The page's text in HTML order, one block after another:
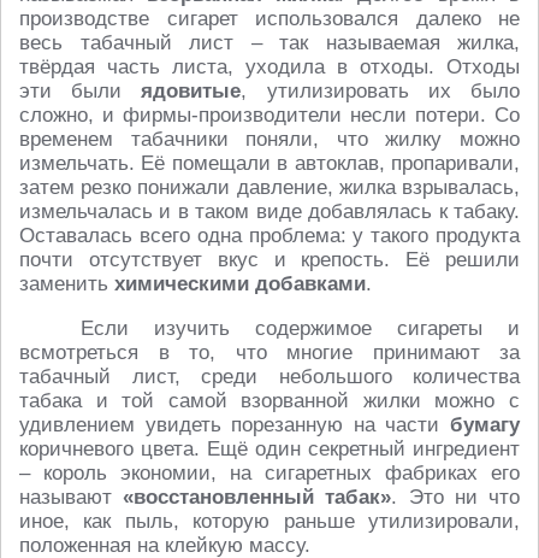
производстве сигарет использовался далеко не
весь табачный лист – так называемая жилка,
твёрдая часть листа, уходила в отходы. Отходы
эти былиядовитые, утилизировать их было
сложно, и фирмы-производители несли потери. Со
временем табачники поняли, что жилку можно
измельчать. Её помещали в автоклав, пропаривали,
затем резко понижали давление, жилка взрывалась,
измельчалась и в таком виде добавлялась к табаку.
Оставалась всего одна проблема: у такого продукта
почти отсутствует вкус и крепость. Её решили
заменить химическими добавками.
Если изучить содержимое сигареты и
всмотреться в то, что многие принимают за
табачный лист, среди небольшого количества
табака и той самой взорванной жилки можно с
удивлением увидеть порезанную на части бумагу
коричневого цвета. Ещё один секретный ингредиент
– король экономии, на сигаретных фабриках его
называют«восстановленный табак». Это ни что
иное, как пыль, которую раньше утилизировали,
положенная на клейкую массу.